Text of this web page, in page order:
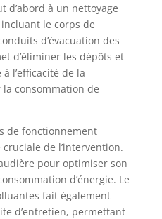
d’abord à un nettoyage
le corps de
d’évacuation des
d’éliminer les dépôts et
l’efficacité de la
consommation de
de fonctionnement
de l’intervention.
pour optimiser son
d’énergie. Le
fait également
d’entretien, permettant